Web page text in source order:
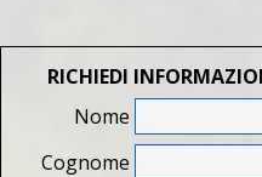
RICHIEDI
Nome
Cognome